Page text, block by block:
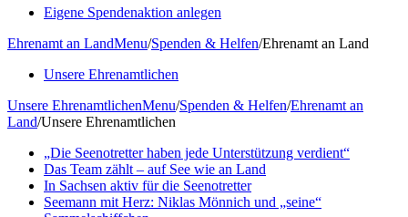
Eigene Spendenaktion anlegen
Ehrenamt an LandMenu/Spenden & Helfen/Ehrenamt an Land
Unsere Ehrenamtlichen
Unsere EhrenamtlichenMenu/Spenden & Helfen/Ehrenamt an
Land/Unsere Ehrenamtlichen
„Die Seenotretter haben jede Unterstützung verdient“
Das Team zählt – auf See wie an Land
In Sachsen aktiv für die Seenotretter
Seemann mit Herz: Niklas Mönnich und „seine“